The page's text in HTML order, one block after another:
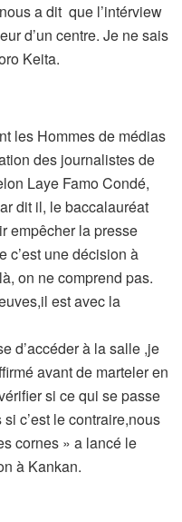
a dit que l’intérview
d’un centre. Je ne sais
Keita.
les Hommes de médias
des journalistes de
Laye Famo Condé,
dit il, le baccalauréat
empêcher la presse
c’est une décision à
on ne comprend pas.
est avec la
d’accéder à la salle ,je
avant de marteler en
si ce qui se passe
c’est le contraire,nous
cornes » a lancé le
à Kankan.